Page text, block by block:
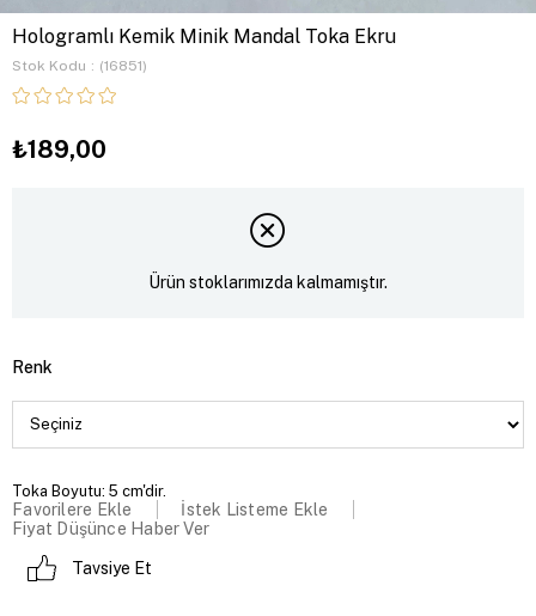
Hologramlı Kemik Minik Mandal Toka Ekru
Stok Kodu (16851)
₺189,00
Ürün stoklarımızda kalmamıştır.
Renk
Toka Boyutu: 5 cm'dir.
Favorilere Ekle
İstek Listeme Ekle
Fiyat Düşünce Haber Ver
Tavsiye Et